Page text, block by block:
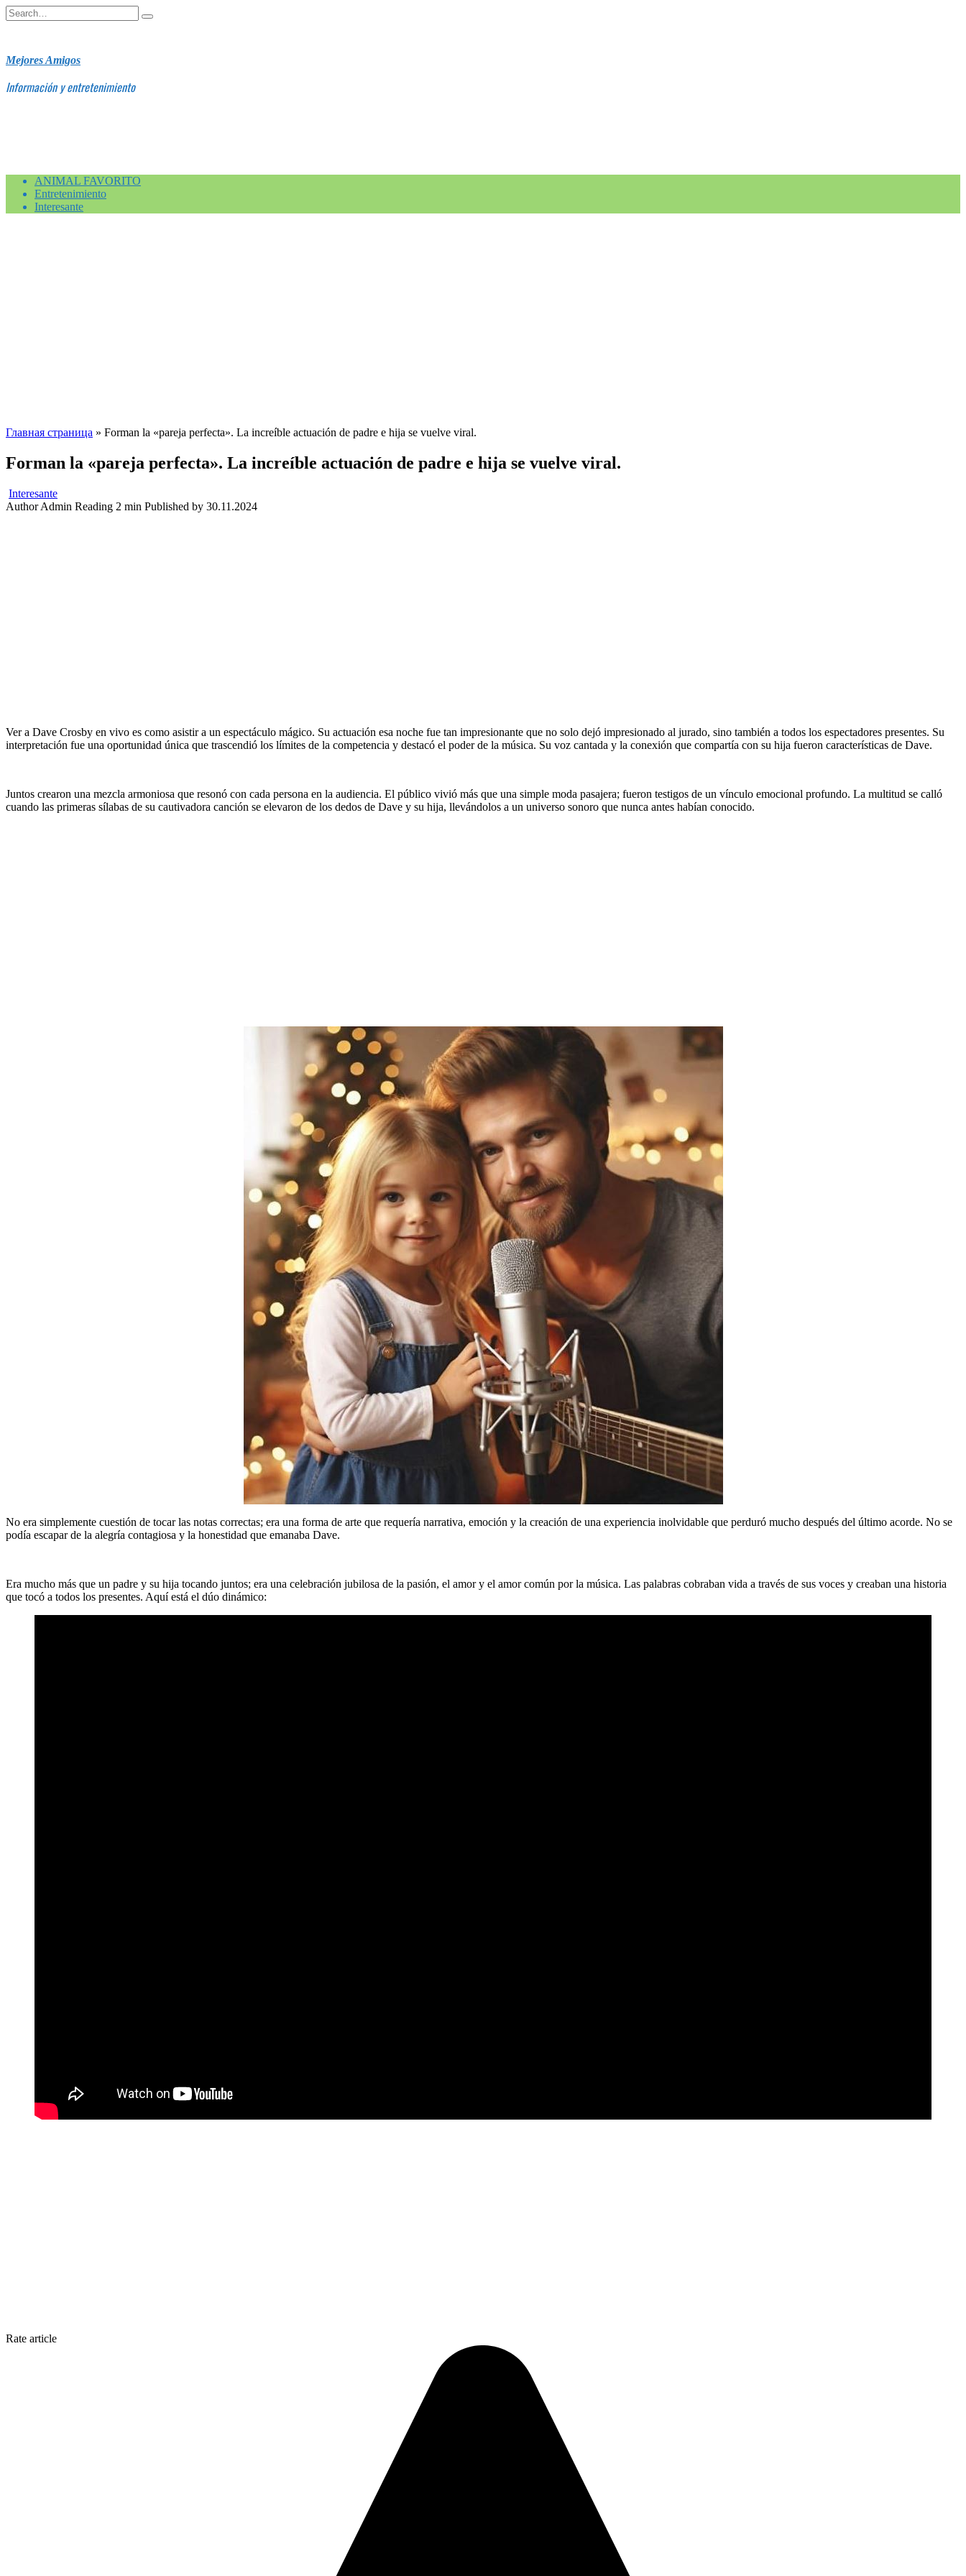
Skip
to
Search
for:
Mejores Amigos
Información y entretenimiento
ANIMAL FAVORITO
Entretenimiento
Interesante
Главная страница » Forman la «pareja perfecta». La increíble actuación de padre e hija se vuelve viral.
Forman la «pareja perfecta». La increíble actuación de padre e hija se vuelve viral.
Interesante
Author Admin Reading 2 min Published by 30.11.2024
Ver a Dave Crosby en vivo es como asistir a un espectáculo mágico. Su actuación esa noche fue tan impresionante que no solo dejó impresionado al jurado, sino también a todos los espectadores presentes. Su
interpretación fue una oportunidad única que trascendió los límites de la competencia y destacó el poder de la música. Su voz cantada y la conexión que compartía con su hija fueron características de Dave.
Juntos crearon una mezcla armoniosa que resonó con cada persona en la audiencia. El público vivió más que una simple moda pasajera; fueron testigos de un vínculo emocional profundo. La multitud se calló
cuando las primeras sílabas de su cautivadora canción se elevaron de los dedos de Dave y su hija, llevándolos a un universo sonoro que nunca antes habían conocido.
No era simplemente cuestión de tocar las notas correctas; era una forma de arte que requería narrativa, emoción y la creación de una experiencia inolvidable que perduró mucho después del último acorde. No se
podía escapar de la alegría contagiosa y la honestidad que emanaba Dave.
Era mucho más que un padre y su hija tocando juntos; era una celebración jubilosa de la pasión, el amor y el amor común por la música. Las palabras cobraban vida a través de sus voces y creaban una historia
que tocó a todos los presentes. Aquí está el dúo dinámico:
Rate article